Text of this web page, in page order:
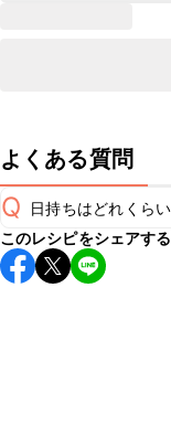
よくある質問
Q 日持ちはどれくら
保存期間は冷蔵で
し上がりください。
このレシピをシェアする